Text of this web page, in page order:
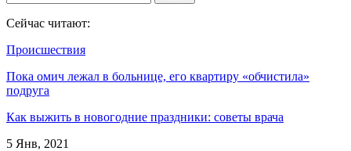
Сейчас читают:
Происшествия
Пока омич лежал в больнице, его квартиру «обчистила»
подруга
Как выжить в новогодние праздники: советы врача
5 Янв, 2021